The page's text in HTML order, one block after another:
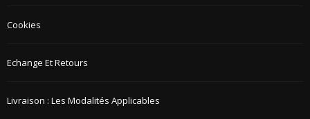
Cookies
Echange Et Retours
Livraison : Les Modalités Applicables